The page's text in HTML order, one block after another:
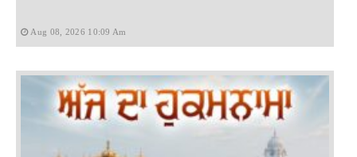
Aug 08, 2026 10:09 Am